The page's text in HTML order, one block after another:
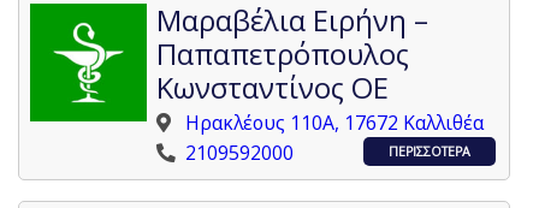
Μαραβέλια Ειρήνη –
Παπαπετρόπουλος
Κωνσταντίνος ΟΕ
Ηρακλέους 110A, 17672 Καλλιθέα
2109592000
ΠΕΡΙΣΣΟΤΕΡΑ